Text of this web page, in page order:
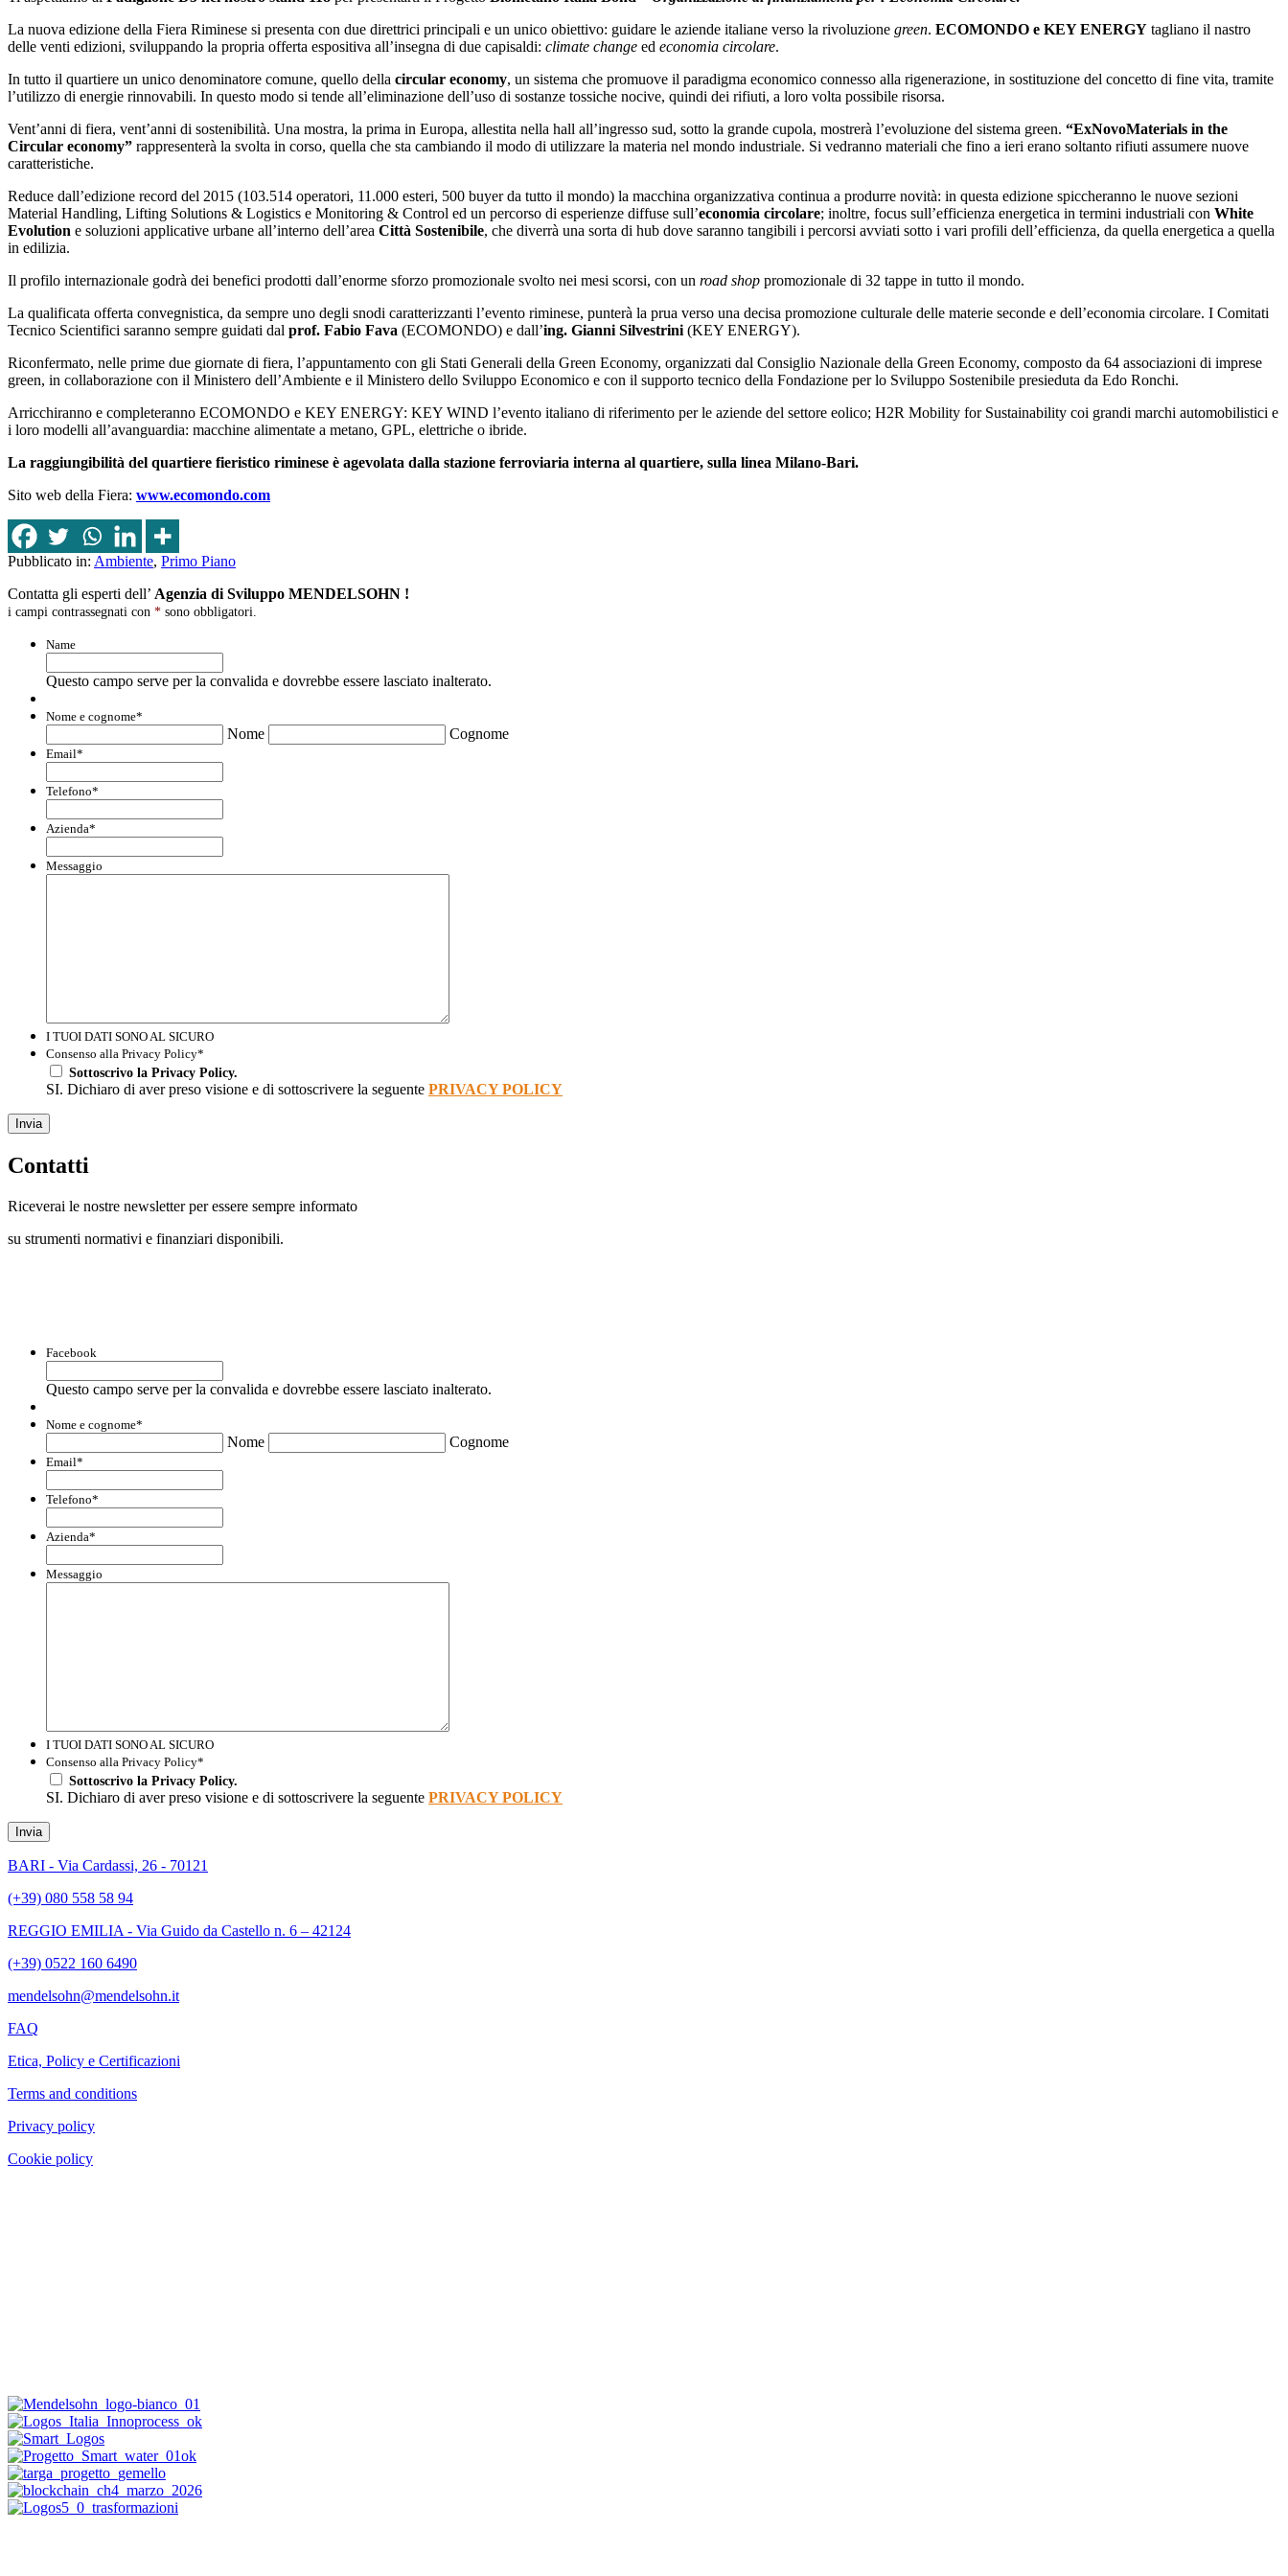
La nuova edizione della Fiera Riminese si presenta con due direttrici principali e un unico obiettivo: guidare le aziende italiane verso la rivoluzione green. ECOMONDO e KEY ENERGY tagliano il nastro
delle venti edizioni, sviluppando la propria offerta espositiva all’insegna di due capisaldi: climate change ed economia circolare.
In tutto il quartiere un unico denominatore comune, quello della circular economy, un sistema che promuove il paradigma economico connesso alla rigenerazione, in sostituzione del concetto di fine vita, tramite
l’utilizzo di energie rinnovabili. In questo modo si tende all’eliminazione dell’uso di sostanze tossiche nocive, quindi dei rifiuti, a loro volta possibile risorsa.
Vent’anni di fiera, vent’anni di sostenibilità. Una mostra, la prima in Europa, allestita nella hall all’ingresso sud, sotto la grande cupola, mostrerà l’evoluzione del sistema green. “ExNovoMaterials in the
Circular economy” rappresenterà la svolta in corso, quella che sta cambiando il modo di utilizzare la materia nel mondo industriale. Si vedranno materiali che fino a ieri erano soltanto rifiuti assumere nuove
caratteristiche.
Reduce dall’edizione record del 2015 (103.514 operatori, 11.000 esteri, 500 buyer da tutto il mondo) la macchina organizzativa continua a produrre novità: in questa edizione spiccheranno le nuove sezioni
Material Handling, Lifting Solutions & Logistics e Monitoring & Control ed un percorso di esperienze diffuse sull’economia circolare; inoltre, focus sull’efficienza energetica in termini industriali con White
Evolution e soluzioni applicative urbane all’interno dell’area Città Sostenibile, che diverrà una sorta di hub dove saranno tangibili i percorsi avviati sotto i vari profili dell’efficienza, da quella energetica a quella
in edilizia.
Il profilo internazionale godrà dei benefici prodotti dall’enorme sforzo promozionale svolto nei mesi scorsi, con un road shop promozionale di 32 tappe in tutto il mondo.
La qualificata offerta convegnistica, da sempre uno degli snodi caratterizzanti l’evento riminese, punterà la prua verso una decisa promozione culturale delle materie seconde e dell’economia circolare. I Comitati
Tecnico Scientifici saranno sempre guidati dal prof. Fabio Fava (ECOMONDO) e dall’ing. Gianni Silvestrini (KEY ENERGY).
Riconfermato, nelle prime due giornate di fiera, l’appuntamento con gli Stati Generali della Green Economy, organizzati dal Consiglio Nazionale della Green Economy, composto da 64 associazioni di imprese
green, in collaborazione con il Ministero dell’Ambiente e il Ministero dello Sviluppo Economico e con il supporto tecnico della Fondazione per lo Sviluppo Sostenibile presieduta da Edo Ronchi.
Arricchiranno e completeranno ECOMONDO e KEY ENERGY: KEY WIND l’evento italiano di riferimento per le aziende del settore eolico; H2R Mobility for Sustainability coi grandi marchi automobilistici e
i loro modelli all’avanguardia: macchine alimentate a metano, GPL, elettriche o ibride.
La raggiungibilità del quartiere fieristico riminese è agevolata dalla stazione ferroviaria interna al quartiere, sulla linea Milano-Bari.
Sito web della Fiera: www.ecomondo.com
Pubblicato in: Ambiente, Primo Piano
Contatta gli esperti dell’ Agenzia di Sviluppo MENDELSOHN !
i campi contrassegnati con * sono obbligatori.
Name
Questo campo serve per la convalida e dovrebbe essere lasciato inalterato.
Nome e cognome*
Nome Cognome
Email*
Telefono*
Azienda*
Messaggio
I TUOI DATI SONO AL SICURO
Consenso alla Privacy Policy*
Sottoscrivo la Privacy Policy.
SI. Dichiaro di aver preso visione e di sottoscrivere la seguente PRIVACY POLICY
Invia
Contatti
Riceverai le nostre newsletter per essere sempre informato
su strumenti normativi e finanziari disponibili.
Facebook
Questo campo serve per la convalida e dovrebbe essere lasciato inalterato.
Nome e cognome*
Nome Cognome
Email*
Telefono*
Azienda*
Messaggio
I TUOI DATI SONO AL SICURO
Consenso alla Privacy Policy*
Sottoscrivo la Privacy Policy.
SI. Dichiaro di aver preso visione e di sottoscrivere la seguente PRIVACY POLICY
Invia
BARI - Via Cardassi, 26 - 70121
(+39) 080 558 58 94
REGGIO EMILIA - Via Guido da Castello n. 6 – 42124
(+39) 0522 160 6490
mendelsohn@mendelsohn.it
FAQ
Etica, Policy e Certificazioni
Terms and conditions
Privacy policy
Cookie policy